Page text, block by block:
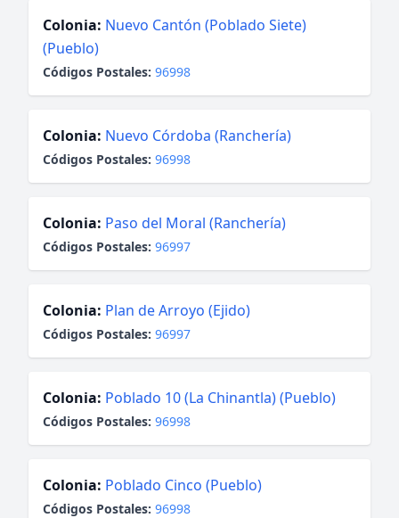
Colonia: Nuevo Cantón (Poblado Siete)
(Pueblo)
Códigos Postales: 96998
Colonia: Nuevo Córdoba (Ranchería)
Códigos Postales: 96998
Colonia: Paso del Moral (Ranchería)
Códigos Postales: 96997
Colonia: Plan de Arroyo (Ejido)
Códigos Postales: 96997
Colonia: Poblado 10 (La Chinantla) (Pueblo)
Códigos Postales: 96998
Colonia: Poblado Cinco (Pueblo)
Códigos Postales: 96998